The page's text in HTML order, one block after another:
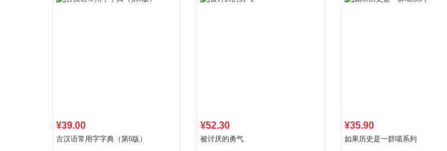
¥39.00
古汉语常用字字典（第6版）
¥52.30
被讨厌的勇气
¥35.90
如果历史是一群喵系列